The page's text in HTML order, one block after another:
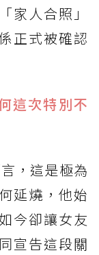
家人合照」
正式被確認
這次特別不
，這是極為
延燒，他始
今卻讓女友
宣告這段關